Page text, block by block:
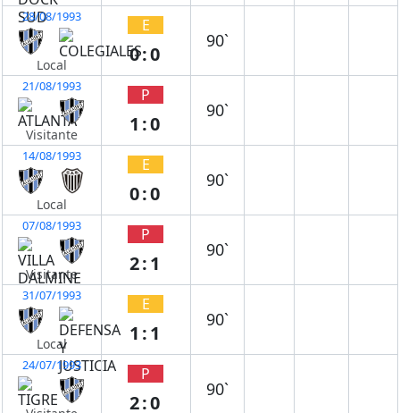
28/08/1993
Local
E
0:0
90`
21/08/1993
Visitante
P
1:0
90`
14/08/1993
Local
E
0:0
90`
07/08/1993
Visitante
P
2:1
90`
31/07/1993
Local
E
1:1
90`
24/07/1993 P
2:0
90`